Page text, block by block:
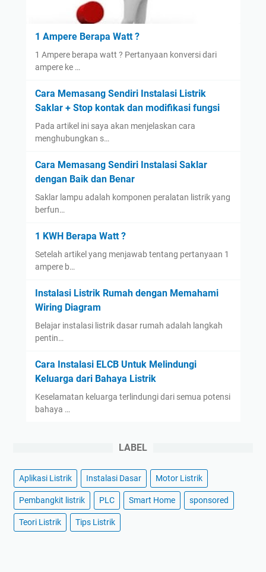
1 Ampere Berapa Watt ?
1 Ampere berapa watt ? Pertanyaan konversi dari
ampere ke …
Cara Memasang Sendiri Instalasi Listrik
Saklar + Stop kontak dan modifikasi fungsi
Pada artikel ini saya akan menjelaskan cara
menghubungkan s…
Cara Memasang Sendiri Instalasi Saklar
dengan Baik dan Benar
Saklar lampu adalah komponen peralatan listrik yang
berfun…
1 KWH Berapa Watt ?
Setelah artikel yang menjawab tentang pertanyaan 1
ampere b…
Instalasi Listrik Rumah dengan Memahami
Wiring Diagram
Belajar instalasi listrik dasar rumah adalah langkah
pentin…
Cara Instalasi ELCB Untuk Melindungi
Keluarga dari Bahaya Listrik
Keselamatan keluarga terlindungi dari semua potensi
bahaya …
LABEL
Aplikasi Listrik Instalasi Dasar Motor Listrik
Pembangkit listrik PLC Smart Home sponsored
Teori Listrik Tips Listrik